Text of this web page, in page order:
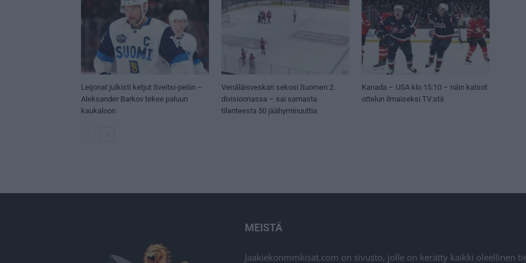
Leijonat julkisti ketjut Sveitsi-peliin –
Aleksander Barkov tekee paluun
kaukaloon
Venäläisveskari sekosi Suomen 2.
divisioonassa – sai samasta
tilanteesta 50 jäähyminuuttia
Kanada – USA klo 15:10 – näin katsot
ottelun ilmaiseksi TV:stä
MEISTÄ
Jaakiekonmmkisat.com on sivusto, jolle on kerätty kaikki oleellinen